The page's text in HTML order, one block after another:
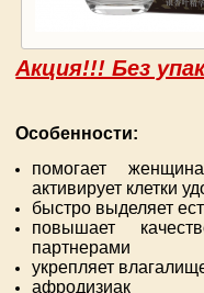
Акция!!! Без
Особенности:
помогает
активирует клетки
быстро выделяет
повышает
партнерами
укрепляет
афродизиак